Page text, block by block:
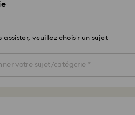
assister, veuillez choisir un sujet